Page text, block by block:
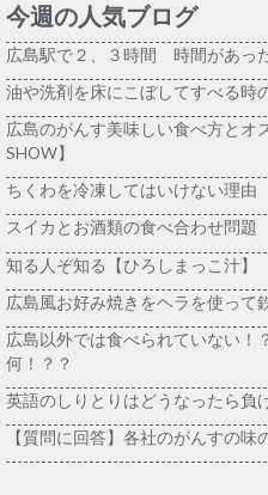
今週の人気ブログ
広島駅で２、３時間 時間があっ
油や洗剤を床にこぼしてすべる時
広島のがんす美味しい食べ方とオ
SHOW】
ちくわを冷凍してはいけない理由
スイカとお酒類の食べ合わせ問題
知る人ぞ知る【ひろしまっこ汁】
広島風お好み焼きをヘラを使って
広島以外では食べられていない！
何！？？
英語のしりとりはどうなったら負
【質問に回答】各社のがんすの